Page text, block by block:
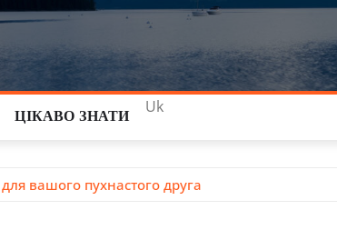
ЦІКАВО ЗНАТИ
Uk
вашого пухнастого друга